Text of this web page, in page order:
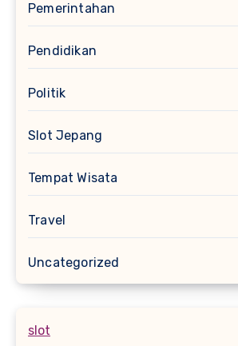
Pemerintahan
Pendidikan
Politik
Slot Jepang
Tempat Wisata
Travel
Uncategorized
slot